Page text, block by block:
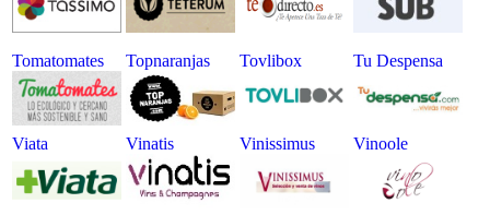
Tomatomates Topnaranjas Tovlibox Tu Despensa
Viata Vinatis Vinissimus Vinoole